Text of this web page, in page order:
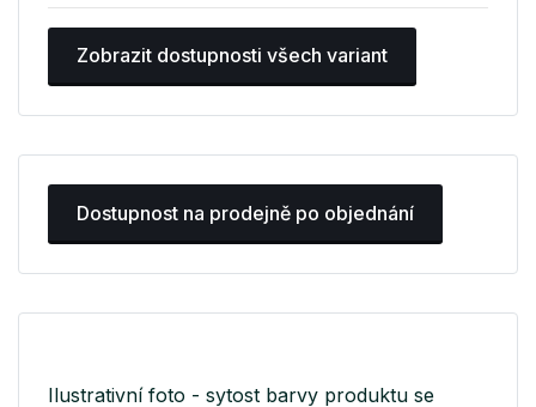
Zobrazit dostupnosti všech variant
Dostupnost na prodejně po objednání
Ilustrativní foto - sytost barvy produktu se